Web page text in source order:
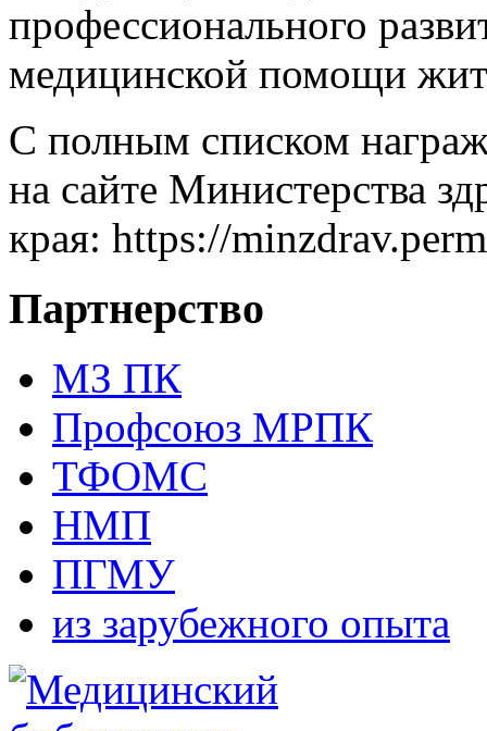
профессионального
медицинской помощи
С полным списком
на сайте Министерства
края: https://
Партнерство
МЗ ПК
Профсоюз МРПК
ТФОМС
НМП
ПГМУ
из зарубежного опыта